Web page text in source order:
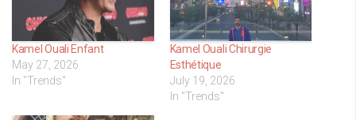
Kamel Ouali Enfant
May 27, 2026
In "Trends"
Kamel Ouali Chirurgie
Esthétique
July 19, 2026
In "Trends"